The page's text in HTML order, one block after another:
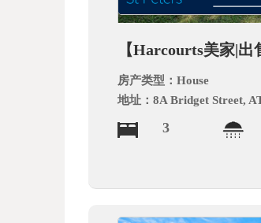
【Harcourts美家|
房产类型：House
地址：8A Bridget Street,
3